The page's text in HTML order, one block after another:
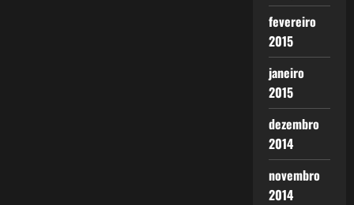
fevereiro
2015
janeiro
2015
dezembro
2014
novembro
2014